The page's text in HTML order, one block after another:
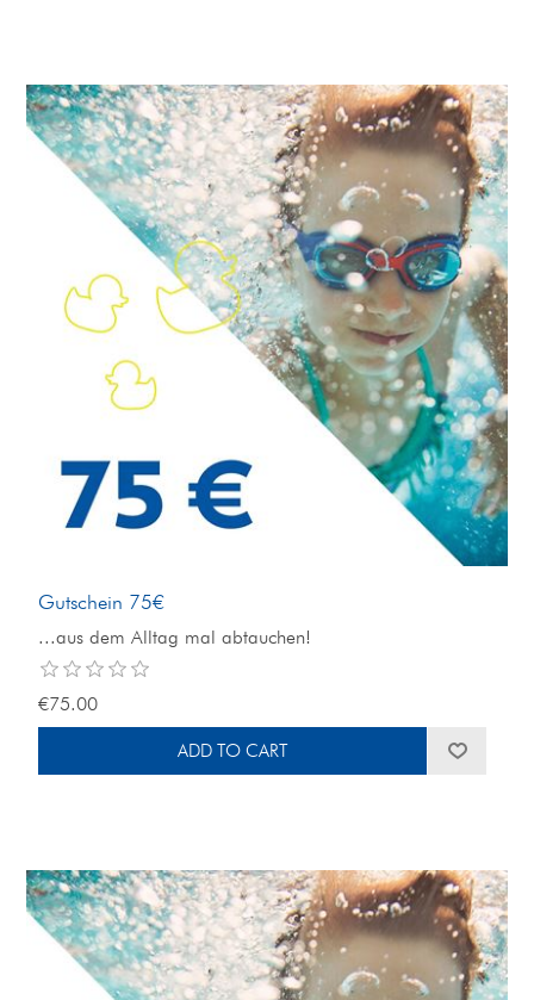
Gutschein 75€
...aus dem Alltag mal abtauchen!
€75.00